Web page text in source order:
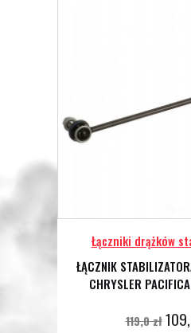
Łączniki drążków
ŁĄCZNIK
CHRYSLER
119,0 zł